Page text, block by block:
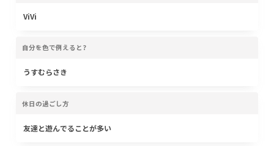
ViVi
自分を色で例えると?
うすむらさき
休日の過ごし方
友達と遊んでることが多い